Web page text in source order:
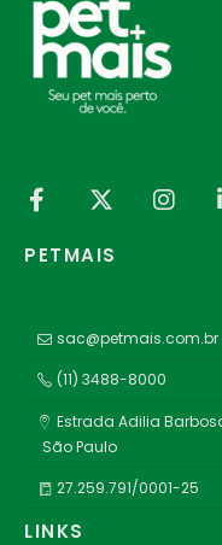
PETMAIS
sac@petmais.com.br
(11) 3488-8000
Estrada Adilia
São Paulo
27.259.791/0001-25
LINKS